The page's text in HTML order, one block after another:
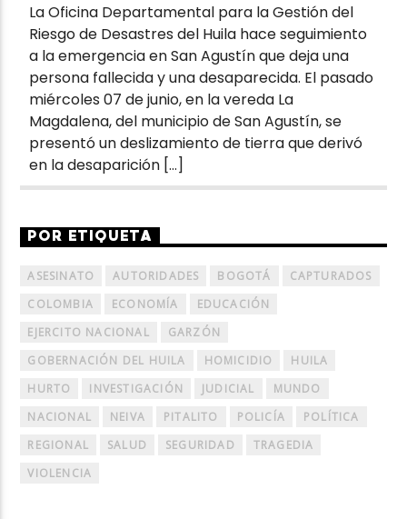
La Oficina Departamental para la Gestión del
Riesgo de Desastres del Huila hace seguimiento
a la emergencia en San Agustín que deja una
persona fallecida y una desaparecida. El pasado
miércoles 07 de junio, en la vereda La
Magdalena, del municipio de San Agustín, se
presentó un deslizamiento de tierra que derivó
en la desaparición […]
POR ETIQUETA
ASESINATO AUTORIDADES BOGOTÁ
CAPTURADOS
COLOMBIA
ECONOMÍA
EDUCACIÓN
EJERCITO NACIONAL
GARZÓN
GOBERNACIÓN DEL HUILA
HOMICIDIO
HUILA
HURTO
INVESTIGACIÓN JUDICIAL
MUNDO
NACIONAL
NEIVA PITALITO POLICÍA
POLÍTICA
REGIONAL
SALUD SEGURIDAD
TRAGEDIA
VIOLENCIA